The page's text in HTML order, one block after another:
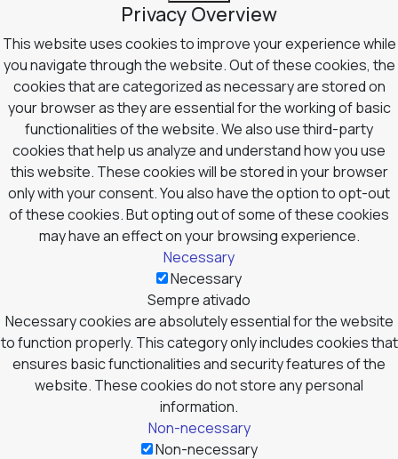
Privacy Overview
This website uses cookies to improve your experience while
you navigate through the website. Out of these cookies, the
cookies that are categorized as necessary are stored on
your browser as they are essential for the working of basic
functionalities of the website. We also use third-party
cookies that help us analyze and understand how you use
this website. These cookies will be stored in your browser
only with your consent. You also have the option to opt-out
of these cookies. But opting out of some of these cookies
may have an effect on your browsing experience.
Necessary
Necessary
Sempre ativado
Necessary cookies are absolutely essential for the website
to function properly. This category only includes cookies that
ensures basic functionalities and security features of the
website. These cookies do not store any personal
information.
Non-necessary
Non-necessary